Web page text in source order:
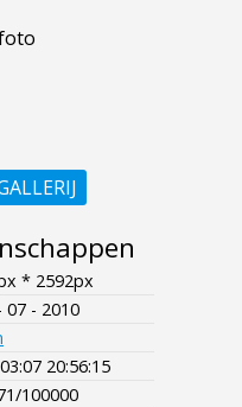
* 2592px
07 - 2010
20:56:15
100000